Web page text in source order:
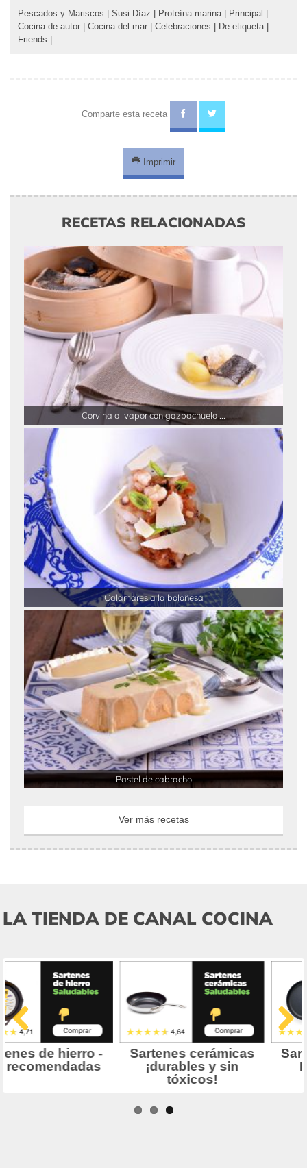
Pescados y Mariscos Susi Díaz Proteína marina| Principal
Cocina de autor
Cocina del mar Celebraciones De etiqueta|
Friends
Comparte esta receta
Imprimir
RECETAS RELACIONADAS
Corvina al vapor con gazpachuelo ...
Calamares a la boloñesa
Pastel de cabracho
Ver más recetas
LA TIENDA DE CANAL COCINA